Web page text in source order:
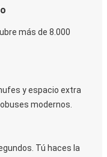
más de 8.000
y espacio extra
modernos.
Tú haces la